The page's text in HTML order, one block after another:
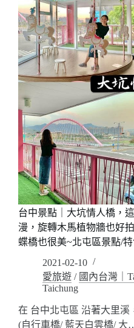
台中景點｜大坑情人橋，
漫，旋轉木馬植物牆也好
蝶橋也很美~北屯區景點/
2021-02-10
愛旅遊 / 國內台灣｜
Taichung
在 台中北屯區 沿著大里溪
(自行車橋/ 藍天白雲橋/ 大